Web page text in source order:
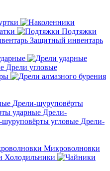
Подтяжки
Защитный инвентарь
Дрели угловые
Дрели-шуруповёрты
Дрели-
Дрели-
Микроволновки
Холодильники